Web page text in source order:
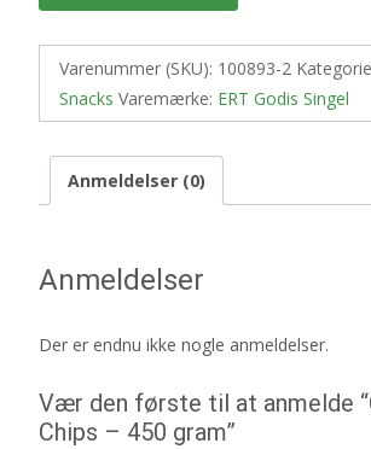
Varenummer (SKU): 100893-2
Snacks Varemærke: ERT Godis Singel
Anmeldelser (0)
Anmeldelser
Der er endnu ikke nogle anmeldelser.
Vær den første til at anmelde
Chips – 450 gram”